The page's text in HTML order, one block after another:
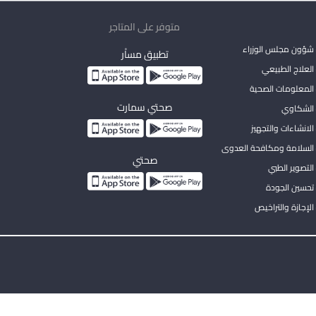
مجلس الوزراء
الطبيعي
الصحية
والتجهيز
ومكافحة العدوى
الطبي
الجودة
والتراخيص
متوفر على المتاجر
تطبيق مساْر
صحتي سمارت
صحتي